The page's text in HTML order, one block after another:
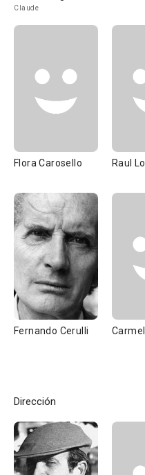
Claude
Flora Carosello Raul
Fernando Cerulli
Dirección